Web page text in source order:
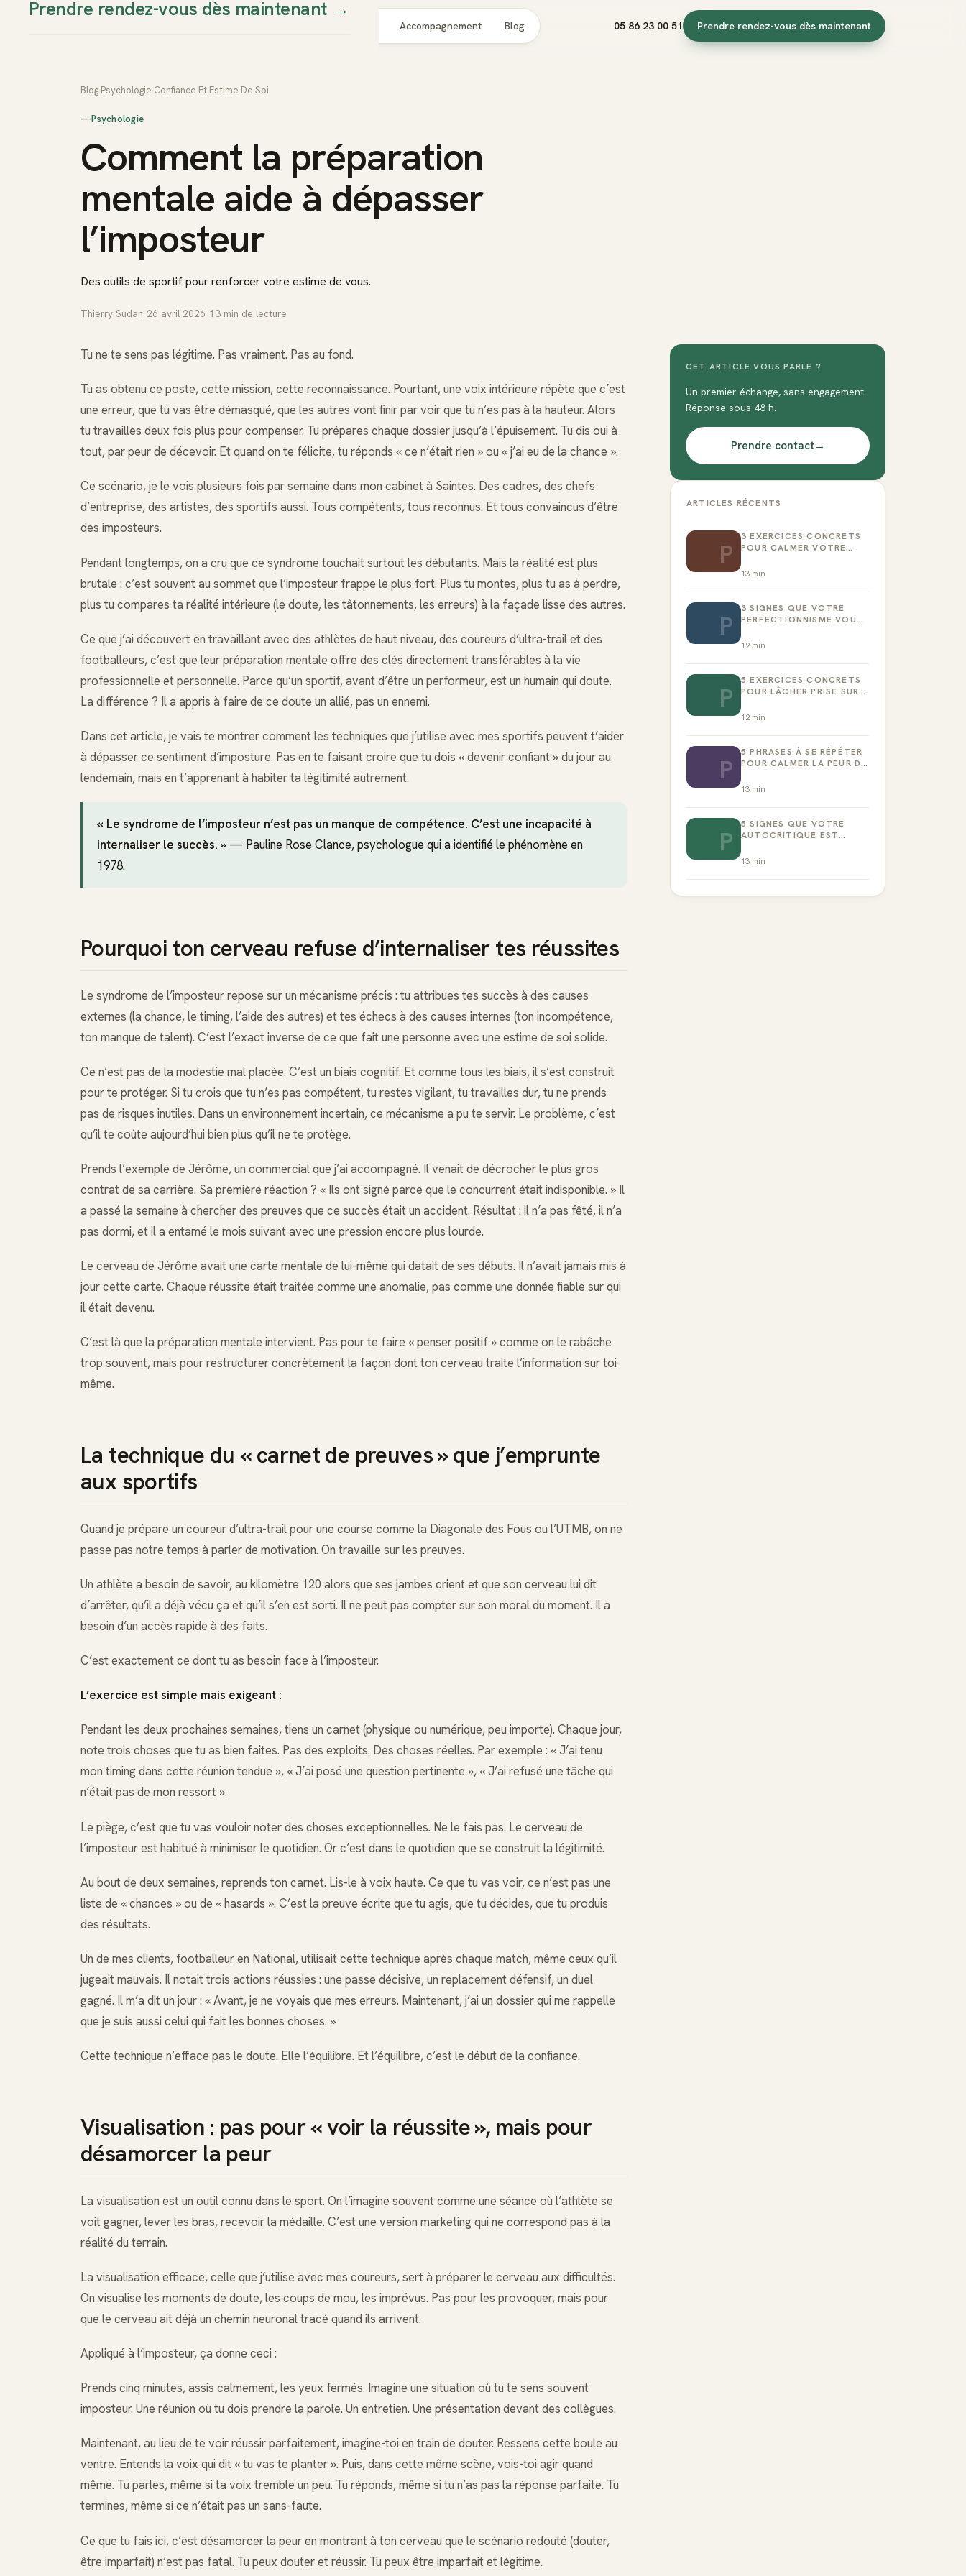
Accompagnement Blog 05 86 23 00 51 Prendre rendez-vous dès maintenant
Prendre rendez-vous dès maintenant→
Blog Psychologie Confiance Et Estime De Soi
—Psychologie
Comment la préparation
mentale aide à dépasser
l’imposteur
Des outils de sportif pour renforcer votre estime de vous.
Thierry Sudan 26 avril 2026 13 min de lecture
Tu ne te sens pas légitime. Pas vraiment. Pas au fond.
Tu as obtenu ce poste, cette mission, cette reconnaissance. Pourtant, une voix intérieure répète que c’est
une erreur, que tu vas être démasqué, que les autres vont finir par voir que tu n’es pas à la hauteur. Alors
tu travailles deux fois plus pour compenser. Tu prépares chaque dossier jusqu’à l’épuisement. Tu dis oui à
tout, par peur de décevoir. Et quand on te félicite, tu réponds « ce n’était rien » ou « j’ai eu de la chance ».
Ce scénario, je le vois plusieurs fois par semaine dans mon cabinet à Saintes. Des cadres, des chefs
d’entreprise, des artistes, des sportifs aussi. Tous compétents, tous reconnus. Et tous convaincus d’être
des imposteurs.
Pendant longtemps, on a cru que ce syndrome touchait surtout les débutants. Mais la réalité est plus
brutale : c’est souvent au sommet que l’imposteur frappe le plus fort. Plus tu montes, plus tu as à perdre,
plus tu compares ta réalité intérieure (le doute, les tâtonnements, les erreurs) à la façade lisse des autres.
Ce que j’ai découvert en travaillant avec des athlètes de haut niveau, des coureurs d’ultra-trail et des
footballeurs, c’est que leur préparation mentale offre des clés directement transférables à la vie
professionnelle et personnelle. Parce qu’un sportif, avant d’être un performeur, est un humain qui doute.
La différence ? Il a appris à faire de ce doute un allié, pas un ennemi.
Dans cet article, je vais te montrer comment les techniques que j’utilise avec mes sportifs peuvent t’aider
à dépasser ce sentiment d’imposture. Pas en te faisant croire que tu dois « devenir confiant » du jour au
lendemain, mais en t’apprenant à habiter ta légitimité autrement.
« Le syndrome de l’imposteur n’est pas un manque de compétence. C’est une incapacité à
internaliser le succès. » — Pauline Rose Clance, psychologue qui a identifié le phénomène en
1978.
Pourquoi ton cerveau refuse d’internaliser tes réussites
Le syndrome de l’imposteur repose sur un mécanisme précis : tu attribues tes succès à des causes
externes (la chance, le timing, l’aide des autres) et tes échecs à des causes internes (ton incompétence,
ton manque de talent). C’est l’exact inverse de ce que fait une personne avec une estime de soi solide.
Ce n’est pas de la modestie mal placée. C’est un biais cognitif. Et comme tous les biais, il s’est construit
pour te protéger. Si tu crois que tu n’es pas compétent, tu restes vigilant, tu travailles dur, tu ne prends
pas de risques inutiles. Dans un environnement incertain, ce mécanisme a pu te servir. Le problème, c’est
qu’il te coûte aujourd’hui bien plus qu’il ne te protège.
Prends l’exemple de Jérôme, un commercial que j’ai accompagné. Il venait de décrocher le plus gros
contrat de sa carrière. Sa première réaction ? « Ils ont signé parce que le concurrent était indisponible. » Il
a passé la semaine à chercher des preuves que ce succès était un accident. Résultat : il n’a pas fêté, il n’a
pas dormi, et il a entamé le mois suivant avec une pression encore plus lourde.
Le cerveau de Jérôme avait une carte mentale de lui-même qui datait de ses débuts. Il n’avait jamais mis à
jour cette carte. Chaque réussite était traitée comme une anomalie, pas comme une donnée fiable sur qui
il était devenu.
C’est là que la préparation mentale intervient. Pas pour te faire « penser positif » comme on le rabâche
trop souvent, mais pour restructurer concrètement la façon dont ton cerveau traite l’information sur toi-
même.
La technique du « carnet de preuves » que j’emprunte
aux sportifs
Quand je prépare un coureur d’ultra-trail pour une course comme la Diagonale des Fous ou l’UTMB, on ne
passe pas notre temps à parler de motivation. On travaille sur les preuves.
Un athlète a besoin de savoir, au kilomètre 120 alors que ses jambes crient et que son cerveau lui dit
d’arrêter, qu’il a déjà vécu ça et qu’il s’en est sorti. Il ne peut pas compter sur son moral du moment. Il a
besoin d’un accès rapide à des faits.
C’est exactement ce dont tu as besoin face à l’imposteur.
L’exercice est simple mais exigeant :
Pendant les deux prochaines semaines, tiens un carnet (physique ou numérique, peu importe). Chaque jour,
note trois choses que tu as bien faites. Pas des exploits. Des choses réelles. Par exemple : « J’ai tenu
mon timing dans cette réunion tendue », « J’ai posé une question pertinente », « J’ai refusé une tâche qui
n’était pas de mon ressort ».
Le piège, c’est que tu vas vouloir noter des choses exceptionnelles. Ne le fais pas. Le cerveau de
l’imposteur est habitué à minimiser le quotidien. Or c’est dans le quotidien que se construit la légitimité.
Au bout de deux semaines, reprends ton carnet. Lis-le à voix haute. Ce que tu vas voir, ce n’est pas une
liste de « chances » ou de « hasards ». C’est la preuve écrite que tu agis, que tu décides, que tu produis
des résultats.
Un de mes clients, footballeur en National, utilisait cette technique après chaque match, même ceux qu’il
jugeait mauvais. Il notait trois actions réussies : une passe décisive, un replacement défensif, un duel
gagné. Il m’a dit un jour : « Avant, je ne voyais que mes erreurs. Maintenant, j’ai un dossier qui me rappelle
que je suis aussi celui qui fait les bonnes choses. »
Cette technique n’efface pas le doute. Elle l’équilibre. Et l’équilibre, c’est le début de la confiance.
Visualisation : pas pour « voir la réussite », mais pour
désamorcer la peur
La visualisation est un outil connu dans le sport. On l’imagine souvent comme une séance où l’athlète se
voit gagner, lever les bras, recevoir la médaille. C’est une version marketing qui ne correspond pas à la
réalité du terrain.
La visualisation efficace, celle que j’utilise avec mes coureurs, sert à préparer le cerveau aux difficultés.
On visualise les moments de doute, les coups de mou, les imprévus. Pas pour les provoquer, mais pour
que le cerveau ait déjà un chemin neuronal tracé quand ils arrivent.
Appliqué à l’imposteur, ça donne ceci :
Prends cinq minutes, assis calmement, les yeux fermés. Imagine une situation où tu te sens souvent
imposteur. Une réunion où tu dois prendre la parole. Un entretien. Une présentation devant des collègues.
Maintenant, au lieu de te voir réussir parfaitement, imagine-toi en train de douter. Ressens cette boule au
ventre. Entends la voix qui dit « tu vas te planter ». Puis, dans cette même scène, vois-toi agir quand
même. Tu parles, même si ta voix tremble un peu. Tu réponds, même si tu n’as pas la réponse parfaite. Tu
termines, même si ce n’était pas un sans-faute.
Ce que tu fais ici, c’est désamorcer la peur en montrant à ton cerveau que le scénario redouté (douter,
être imparfait) n’est pas fatal. Tu peux douter et réussir. Tu peux être imparfait et légitime.
CET ARTICLE VOUS PARLE ?
Un premier échange, sans engagement.
Réponse sous 48 h.
Prendre contact→
ARTICLES RÉCENTS
P
3 EXERCICES CONCRETS
POUR CALMER VOTRE
13 min
P
3 SIGNES QUE VOTRE
PERFECTIONNISME VOUS
12min
P
5 EXERCICES CONCRETS
POUR LÂCHER PRISE SUR
12min
P
5 PHRASES À SE RÉPÉTER
POUR CALMER LA PEUR DE
13 min
P
5 SIGNES QUE VOTRE
AUTOCRITIQUE EST
13 min